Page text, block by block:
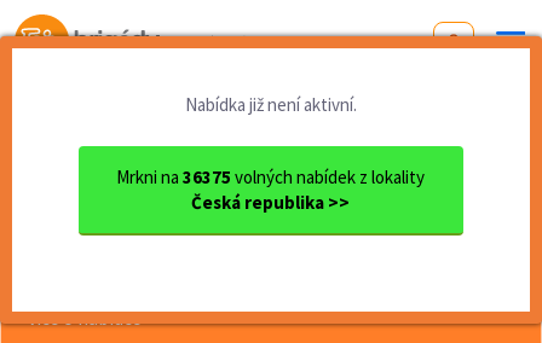
Od první brigády
Nabídka již není aktivní.
Mrkni na36375 volných nabídek z lokality
Česká republika >>
Liberecký kraj
okres Liberec
Liberec
Řidič (sk. B) pro Planeo, L...
Řidič (sk. B) pro Planeo, Liberec
více o nabídce >>